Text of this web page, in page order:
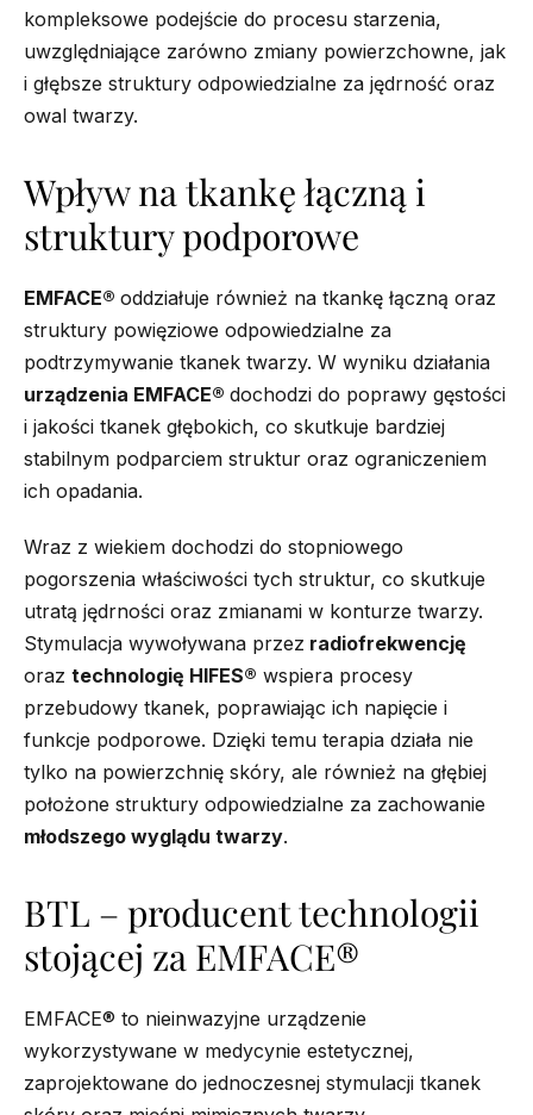
kompleksowe podejście do procesu starzenia,
uwzględniające zarówno zmiany powierzchowne, jak
i głębsze struktury odpowiedzialne za jędrność oraz
owal twarzy.
Wpływ na tkankę łączną i
struktury podporowe
EMFACE® oddziałuje również na tkankę łączną oraz
struktury powięziowe odpowiedzialne za
podtrzymywanie tkanek twarzy. W wyniku działania
urządzenia EMFACE® dochodzi do poprawy gęstości
i jakości tkanek głębokich, co skutkuje bardziej
stabilnym podparciem struktur oraz ograniczeniem
ich opadania.
Wraz z wiekiem dochodzi do stopniowego
pogorszenia właściwości tych struktur, co skutkuje
utratą jędrności oraz zmianami w konturze twarzy.
Stymulacja wywoływana przez radiofrekwencję
oraz technologię HIFES® wspiera procesy
przebudowy tkanek, poprawiając ich napięcie i
funkcje podporowe. Dzięki temu terapia działa nie
tylko na powierzchnię skóry, ale również na głębiej
położone struktury odpowiedzialne za zachowanie
młodszego wyglądu twarzy.
BTL – producent technologii
stojącej za EMFACE®
EMFACE® to nieinwazyjne urządzenie
wykorzystywane w medycynie estetycznej,
zaprojektowane do jednoczesnej stymulacji tkanek